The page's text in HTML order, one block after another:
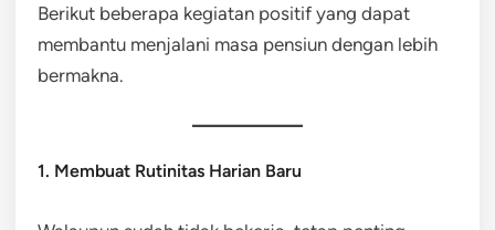
Berikut beberapa kegiatan positif yang dapat
membantu menjalani masa pensiun dengan lebih
bermakna.
1. Membuat Rutinitas Harian Baru